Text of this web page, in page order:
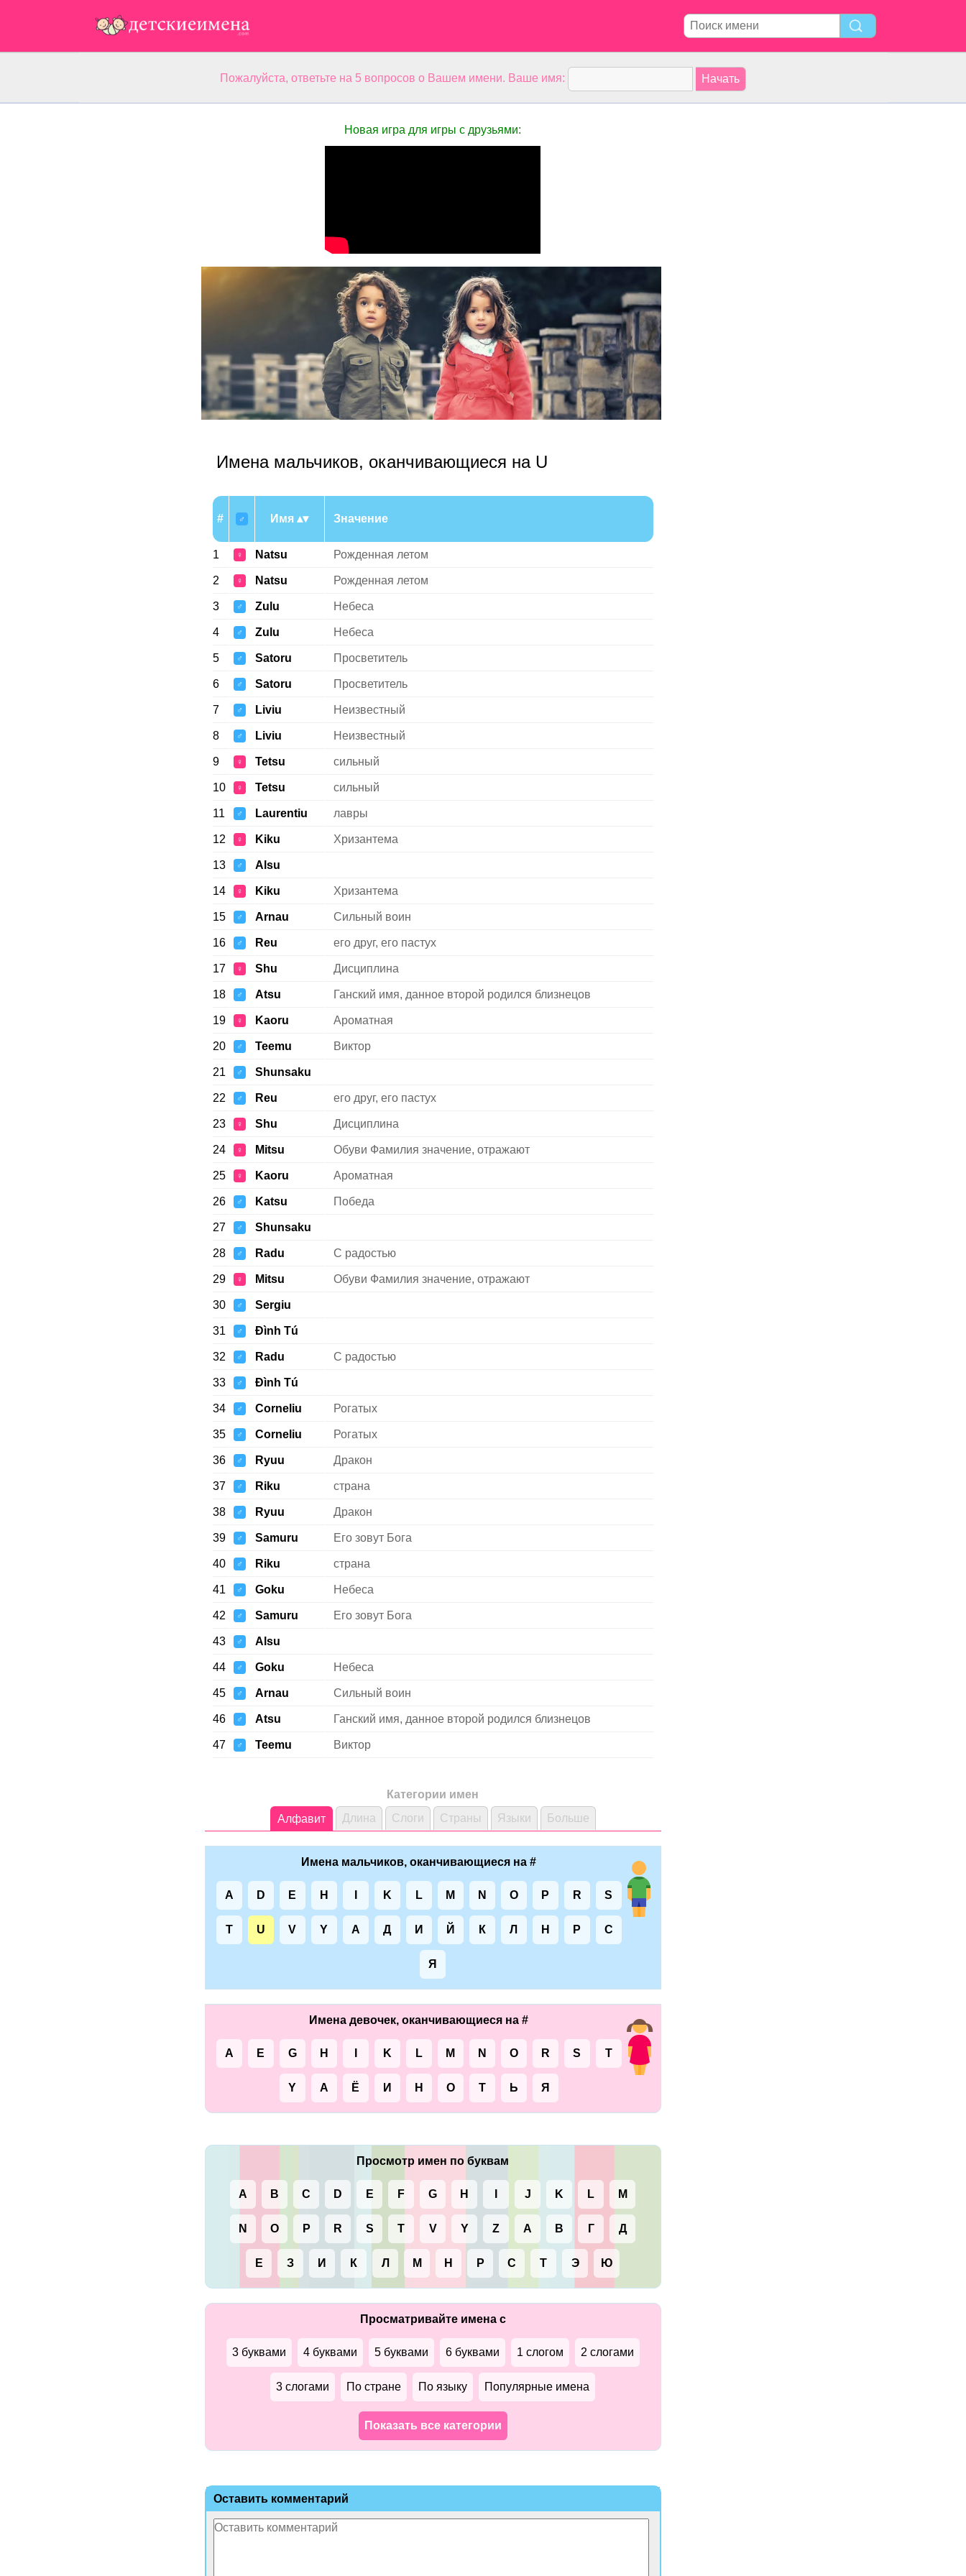
Пожалуйста, ответьте на 5 вопросов о Вашем имени. Ваше имя:
Новая игра для игры с друзьями:
Имена мальчиков, оканчивающиеся на U
# ♂ Имя Значение
1 ♀ Natsu Рожденная летом
2 ♀ Natsu Рожденная летом
3 ♂ Zulu Небеса
4 ♂ Zulu Небеса
5 ♂ Satoru Просветитель
6 ♂ Satoru Просветитель
7 ♂ Liviu Неизвестный
8 ♂ Liviu Неизвестный
9 ♀ Tetsu сильный
10 ♀ Tetsu сильный
11 ♂ Laurentiu лавры
12 ♀ Kiku Хризантема
13 ♂ Alsu
14 ♀ Kiku Хризантема
15 ♂ Arnau Сильный воин
16 ♂ Reu его друг, его пастух
17 ♀ Shu Дисциплина
18 ♂ Atsu Ганский имя, данное второй родился близнецов
19 ♀ Kaoru Ароматная
20 ♂ Teemu Виктор
21 ♂ Shunsaku
22 ♂ Reu его друг, его пастух
23 ♀ Shu Дисциплина
24 ♀ Mitsu Обуви Фамилия значение, отражают
25 ♀ Kaoru Ароматная
26 ♂ Katsu Победа
27 ♂ Shunsaku
28 ♂ Radu С радостью
29 ♀ Mitsu Обуви Фамилия значение, отражают
30 ♂ Sergiu
31 ♂ Đình Tú
32 ♂ Radu С радостью
33 ♂ Đình Tú
34 ♂ Corneliu Рогатых
35 ♂ Corneliu Рогатых
36 ♂ Ryuu Дракон
37 ♂ Riku страна
38 ♂ Ryuu Дракон
39 ♂ Samuru Его зовут Бога
40 ♂ Riku страна
41 ♂ Goku Небеса
42 ♂ Samuru Его зовут Бога
43 ♂ Alsu
44 ♂ Goku Небеса
45 ♂ Arnau Сильный воин
46 ♂ Atsu Ганский имя, данное второй родился близнецов
47 ♂ Teemu Виктор
Категории имен
Алфавит
Длина Слоги Страны Языки Больше
Имена мальчиков, оканчивающиеся на #
A D E H K L M N O P R S
T U V Y А Д И Й К Л Н Р С
Я
Имена девочек, оканчивающиеся на #
A E G H K L M N O R S T
Y А Ё И Н О Т Ь Я
Просмотр имен по буквам
A B C D E F G H J K L M
N O P R S T V Y Z А В Г Д
Е З И К Л М Н Р С Т Э Ю
Просматривайте имена с
3 буквами 4 буквами 5 буквами 6 буквами 1 слогом 2 слогами
3 слогами По стране По языку Популярные имена
Показать все категории
Оставить комментарий